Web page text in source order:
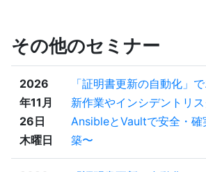
その他のセミナー
2026
年11月
26日
木曜日
「証明書更新の自動化」
新作業やインシデントリ
AnsibleとVaultで安全・確
築〜